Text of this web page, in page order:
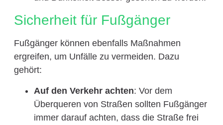
Sicherheit für Fußgänger
Fußgänger können ebenfalls Maßnahmen
ergreifen, um Unfälle zu vermeiden. Dazu
gehört:
Auf den Verkehr achten: Vor dem
Überqueren von Straßen sollten Fußgänger
immer darauf achten, dass die Straße frei